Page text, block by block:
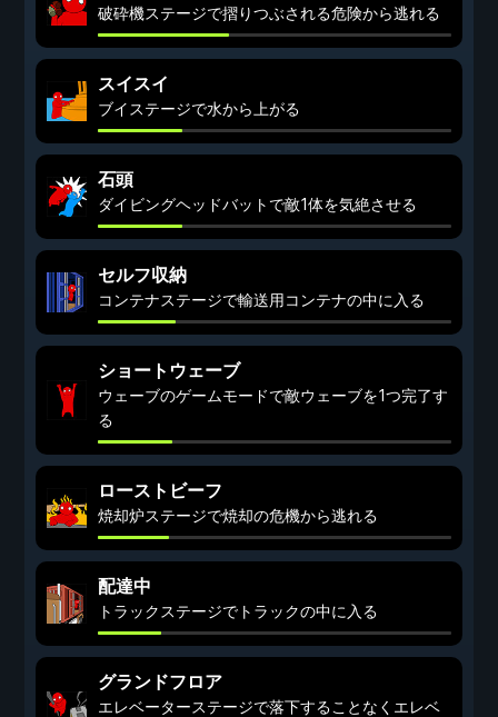
破砕機ステージで摺りつぶされる危険から逃れる
スイスイ
ブイステージで水から上がる
石頭
ダイビングヘッドバットで敵1体を気絶させる
セルフ収納
コンテナステージで輸送用コンテナの中に入る
ショートウェーブ
ウェーブのゲームモードで敵ウェーブを1つ完了す
る
ローストビーフ
焼却炉ステージで焼却の危機から逃れる
配達中
トラックステージでトラックの中に入る
グランドフロア
エレベーターステージで落下することなくエレベ